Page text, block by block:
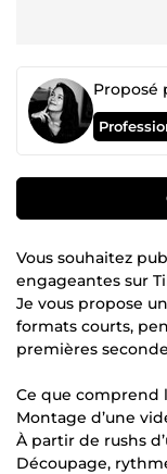
Proposé
Vous souhaitez
engageantes sur
Je vous propose
formats courts,
premières
Ce que comprend
Montage d’une
À partir de rushs
Découpage,